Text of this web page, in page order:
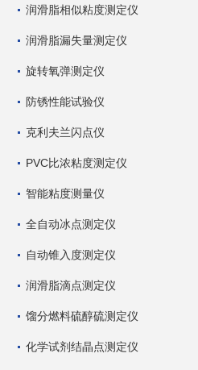
润滑脂相似粘度测定仪
润滑脂漏失量测定仪
旋转氧弹测定仪
防锈性能试验仪
克利夫兰闪点仪
PVC比浓粘度测定仪
智能粘度测量仪
全自动冰点测定仪
自动锥入度测定仪
润滑脂滴点测定仪
馏分燃料硫醇硫测定仪
化学试剂结晶点测定仪